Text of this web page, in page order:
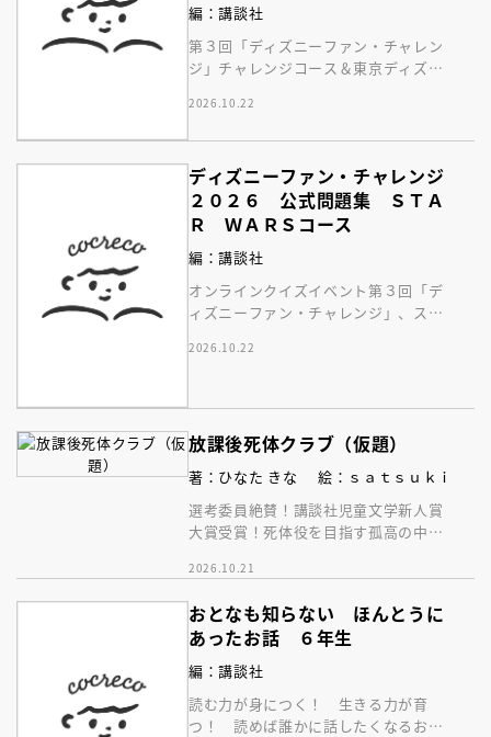
編：講談社
第３回「ディズニーファン・チャレン
ジ」チャレンジコース＆東京ディズニ
えと解説を収録した本！
2026.10.22
ディズニーファン・チャレンジ
２０２６ 公式問題集 ＳＴＡ
Ｒ ＷＡＲＳコース
編：講談社
オンラインクイズイベント第３回「デ
ィズニーファン・チャレンジ」、スタ
説を収録した本です！
2026.10.22
放課後死体クラブ（仮題）
著：ひなた きな
絵：ｓａｔｓｕｋｉ
選考委員絶賛！講談社児童文学新人賞
大賞受賞！死体役を目指す孤高の中学
アたっぷり青春成長小説
2026.10.21
おとなも知らない ほんとうに
あったお話 ６年生
編：講談社
読む力が身につく！ 生きる力が育
つ！ 読めば誰かに話したくなるお話